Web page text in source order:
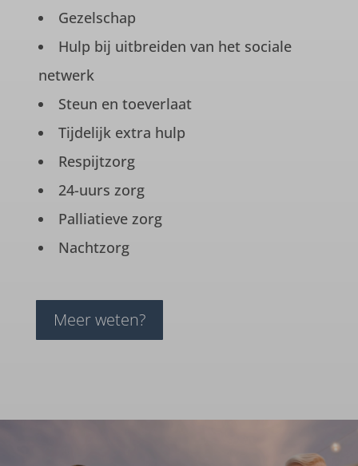
Gezelschap
Hulp bij uitbreiden van het sociale
netwerk
Steun en toeverlaat
Tijdelijk extra hulp
Respijtzorg
24-uurs zorg
Palliatieve zorg
Nachtzorg
Meer weten?